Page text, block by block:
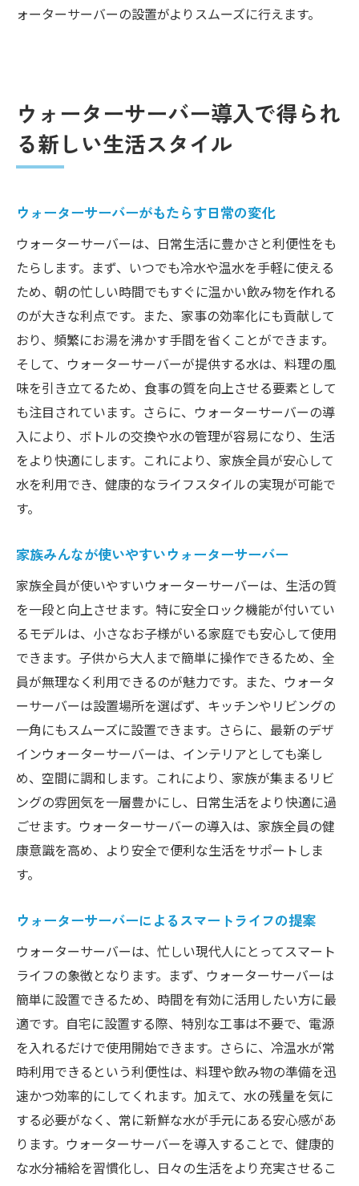
ォーターサーバーの設置がよりスムーズに行えます。
ウォーターサーバー導入で得られ
る新しい生活スタイル
ウォーターサーバーがもたらす日常の変化
ウォーターサーバーは、日常生活に豊かさと利便性をも
たらします。まず、いつでも冷水や温水を手軽に使える
ため、朝の忙しい時間でもすぐに温かい飲み物を作れる
のが大きな利点です。また、家事の効率化にも貢献して
おり、頻繁にお湯を沸かす手間を省くことができます。
そして、ウォーターサーバーが提供する水は、料理の風
味を引き立てるため、食事の質を向上させる要素として
も注目されています。さらに、ウォーターサーバーの導
入により、ボトルの交換や水の管理が容易になり、生活
をより快適にします。これにより、家族全員が安心して
水を利用でき、健康的なライフスタイルの実現が可能で
す。
家族みんなが使いやすいウォーターサーバー
家族全員が使いやすいウォーターサーバーは、生活の質
を一段と向上させます。特に安全ロック機能が付いてい
るモデルは、小さなお子様がいる家庭でも安心して使用
できます。子供から大人まで簡単に操作できるため、全
員が無理なく利用できるのが魅力です。また、ウォータ
ーサーバーは設置場所を選ばず、キッチンやリビングの
一角にもスムーズに設置できます。さらに、最新のデザ
インウォーターサーバーは、インテリアとしても楽し
め、空間に調和します。これにより、家族が集まるリビ
ングの雰囲気を一層豊かにし、日常生活をより快適に過
ごせます。ウォーターサーバーの導入は、家族全員の健
康意識を高め、より安全で便利な生活をサポートしま
す。
ウォーターサーバーによるスマートライフの提案
ウォーターサーバーは、忙しい現代人にとってスマート
ライフの象徴となります。まず、ウォーターサーバーは
簡単に設置できるため、時間を有効に活用したい方に最
適です。自宅に設置する際、特別な工事は不要で、電源
を入れるだけで使用開始できます。さらに、冷温水が常
時利用できるという利便性は、料理や飲み物の準備を迅
速かつ効率的にしてくれます。加えて、水の残量を気に
する必要がなく、常に新鮮な水が手元にある安心感があ
ります。ウォーターサーバーを導入することで、健康的
な水分補給を習慣化し、日々の生活をより充実させるこ